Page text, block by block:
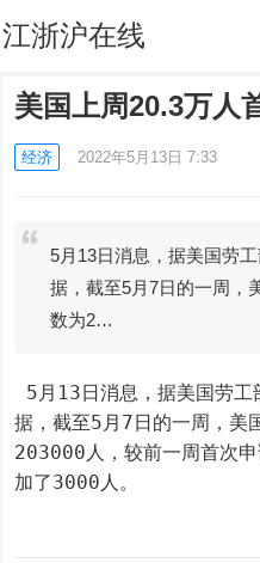
江浙沪在线
美国上周20.3万人
经济 2022年5月13日 7:33
5月13日消息，据美国劳
据，截至5月7日的一周，
数为2…
据，截至5月7日的一周，美
203000人，较前一周首次
加了3000人。